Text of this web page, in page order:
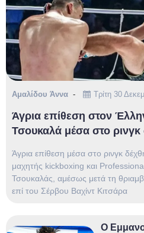
Αμαλίδου Άννα Τρίτη 30
Άγρια επίθεση στον
Τσουκαλά μέσα στο ρινγκ
Άγρια επίθεση μέσα στο ρινγκ
μαχητής kickboxing και
Τσουκαλάς, αμέσως μετά τη
επί του Σέρβου Βαχίντ Κιτσάρα
Ο